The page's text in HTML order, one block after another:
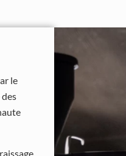
le
des